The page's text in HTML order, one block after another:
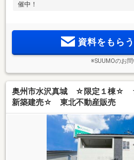
催中！
資料をもら
※SUUMOのお
奥州市水沢真城 ☆限定１棟
新築建売☆ 東北不動産販売